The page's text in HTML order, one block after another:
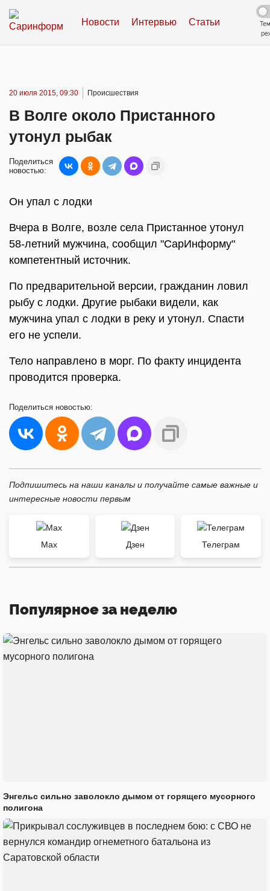
Новости Интервью Статьи
20 июля 2015, 09:30 Происшествия
В Волге около Пристанного
утонул рыбак
Поделиться
новостью:
Он упал с лодки
Вчера в Волге, возле села Пристанное утонул
58-летний мужчина, сообщил "СарИнформу"
компетентный источник.
По предварительной версии, гражданин ловил
рыбу с лодки. Другие рыбаки видели, как
мужчина упал с лодки в реку и утонул. Спасти
его не успели.
Тело направлено в морг. По факту инцидента
проводится проверка.
Поделиться новостью:
Подпишитесь на наши каналы и получайте самые важные и
интересные новости первым
Max Дзен Телеграм
Популярное за неделю
Энгельс сильно заволокло дымом от горящего мусорного
полигона